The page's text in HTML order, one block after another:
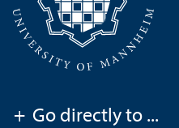
+ Go directly to ...